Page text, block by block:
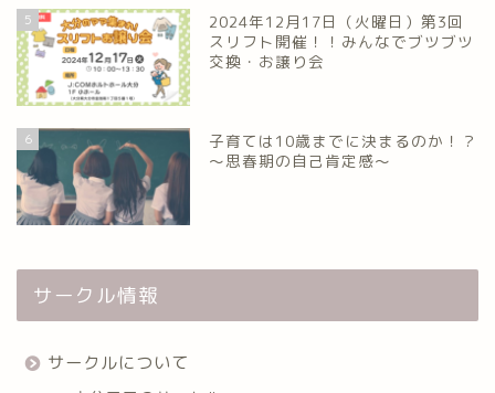
5
2024年12月17日（火曜日）第3回
スリフト開催！！みんなでブツブツ
交換・お譲り会
6
子育ては10歳までに決まるのか！？
～思春期の自己肯定感～
サークル情報
サークルについて